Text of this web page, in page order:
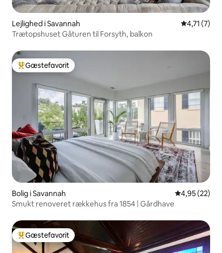
Lejlighed i Savannah 4,71 ud af
4,71 (7)
Trætopshuset Gåturen til Forsyth, balkon
Bedste gæstefavorit
Gæstefavorit
Bolig i Savannah 4,95 ud af 5 i
4,95 (22)
Smukt renoveret rækkehus fra 1854 | Gårdhave
Bedste gæstefavorit
Gæstefavorit